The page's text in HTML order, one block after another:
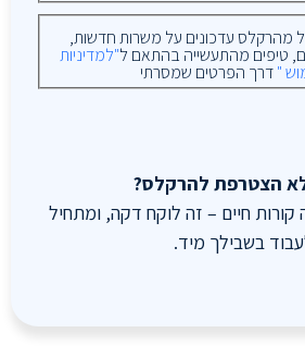
מהרקלס עדכונים על משרות חדשות,
טיפים מהתעשייה בהתאם ל"למדיניות
"דרך הפרטים שמסרתי
לא הצטרפת להרקלס?
קורות חיים – זה לוקח דקה, ומתחיל
בשבילך מיד.